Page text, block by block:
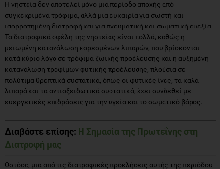
Η νηστεία δεν αποτελεί μόνο μια περίοδο αποχής από
συγκεκριμένα τρόφιμα, αλλά μια ευκαιρία για σωστή και
ισορροπημένη διατροφή και για πνευματική και σωματική ευεξία.
Τα διατροφικά οφέλη της νηστείας είναι πολλά, καθώς η
μειωμένη κατανάλωση κορεσμένων λιπαρών, που βρίσκονται
κατά κύριο λόγο σε τρόφιμα ζωικής προέλευσης και η αυξημένη
κατανάλωση τροφίμων φυτικής προέλευσης, πλούσια σε
πολύτιμα θρεπτικά συστατικά, όπως οι φυτικές ίνες, τα καλά
λιπαρά και τα αντιοξειδωτικά συστατικά, έχει συνδεθεί με
ευεργετικές επιδράσεις για την υγεία και το σωματικό βάρος.
Διαβάστε επίσης: Η Σημασία της Πρωτεΐνης στη
Διατροφή μας
Ωστόσο, μια από τις διατροφικές προκλήσεις αυτής της περιόδου